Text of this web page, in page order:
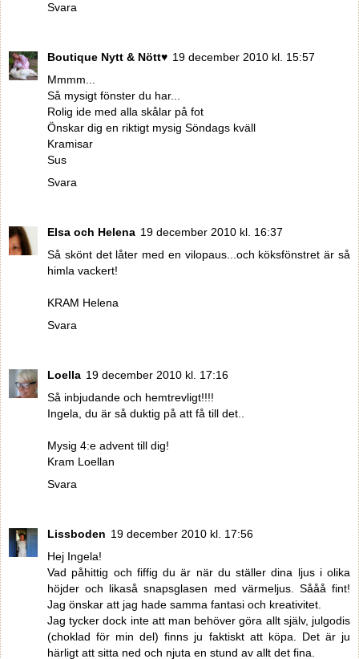
Svara
Boutique Nytt & Nött♥ 19 december 2010 kl. 15:57
Mmmm...
Så mysigt fönster du har...
Rolig ide med alla skålar på fot
Önskar dig en riktigt mysig Söndags kväll
Kramisar
Sus
Svara
Elsa och Helena 19 december 2010 kl. 16:37
Så skönt det låter med en vilopaus...och köksfönstret är så
himla vackert!
KRAM Helena
Svara
Loella 19 december 2010 kl. 17:16
Så inbjudande och hemtrevligt!!!!
Ingela, du är så duktig på att få till det..
Mysig 4:e advent till dig!
Kram Loellan
Svara
Lissboden 19 december 2010 kl. 17:56
Hej Ingela!
Vad påhittig och fiffig du är när du ställer dina ljus i olika
höjder och likaså snapsglasen med värmeljus. Sååå fint!
Jag önskar att jag hade samma fantasi och kreativitet.
Jag tycker dock inte att man behöver göra allt själv, julgodis
(choklad för min del) finns ju faktiskt att köpa. Det är ju
härligt att sitta ned och njuta en stund av allt det fina.